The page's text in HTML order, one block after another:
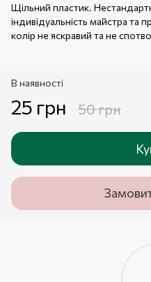
Щільний пластик.
індивідуальність майстра та
колір не яскравий та не
В наявності
25 грн 50 грн